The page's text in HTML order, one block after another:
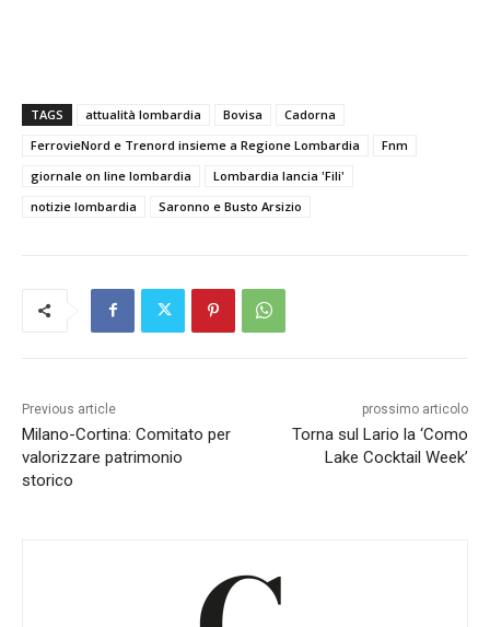
TAGS attualità lombardia Bovisa
Cadorna
FerrovieNord e Trenord insieme a Regione Lombardia
Fnm
giornale on line lombardia
Lombardia lancia 'Fili'
notizie lombardia
Saronno e Busto Arsizio
Previous article
Milano-Cortina: Comitato per
valorizzare patrimonio
storico
prossimo articolo
Torna sul Lario la ‘Como
Lake Cocktail Week’